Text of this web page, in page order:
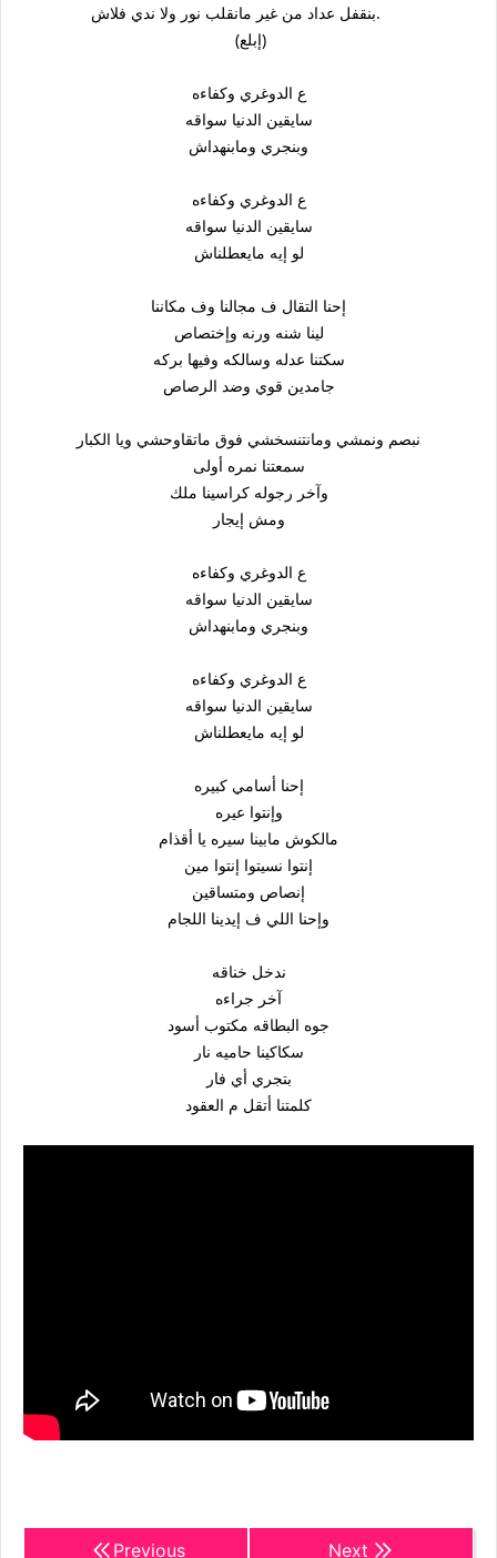
بنقفل عداد من غير مانقلب نور ولا ندي فلاش.
(إبلع)
ع الدوغري وكفاءه
سايقين الدنيا سواقه
وبنجري ومابنهداش
ع الدوغري وكفاءه
سايقين الدنيا سواقه
لو إيه مايعطلناش
إحنا التقال ف مجالنا وف مكاننا
لينا شنه ورنه وإختصاص
سكتنا عدله وسالكه وفيها بركه
جامدين قوي وضد الرصاص
نبصم ونمشي ومانتنسخشي فوق ماتقاوحشي ويا الكبار
سمعتنا نمره أولى
وآخر رجوله كراسينا ملك
ومش إيجار
ع الدوغري وكفاءه
سايقين الدنيا سواقه
وبنجري ومابنهداش
ع الدوغري وكفاءه
سايقين الدنيا سواقه
لو إيه مايعطلناش
إحنا أسامي كبيره
وإنتوا عيره
مالكوش مابينا سيره يا أقذام
إنتوا نسيتوا إنتوا مين
إنصاص ومتساقين
وإحنا اللي ف إيدينا اللجام
ندخل خناقه
آخر جراءه
جوه البطاقه مكتوب أسود
سكاكينا حاميه نار
بتجري أي فار
كلمتنا أتقل م العقود
Previous Next